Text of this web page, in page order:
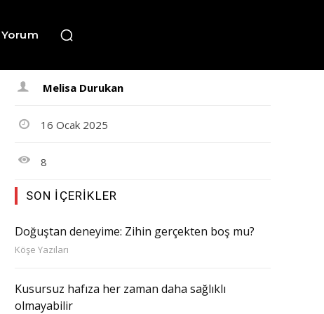
Yorum
Melisa Durukan
16 Ocak 2025
8
SON İÇERIKLER
Doğuştan deneyime: Zihin gerçekten boş mu?
Köşe Yazıları
Kusursuz hafıza her zaman daha sağlıklı
olmayabilir